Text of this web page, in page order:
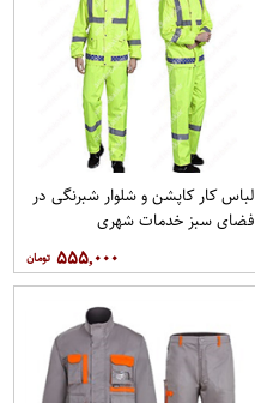
لباس کار کاپشن و شلوار شبرنگی در
فضای سبز خدمات شهری
۵۵۵,۰۰۰